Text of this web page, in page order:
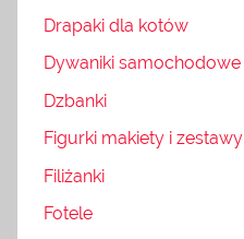
Drapaki dla kotów
Dywaniki samochodowe
Dzbanki
Figurki makiety i zestawy
Filiżanki
Fotele